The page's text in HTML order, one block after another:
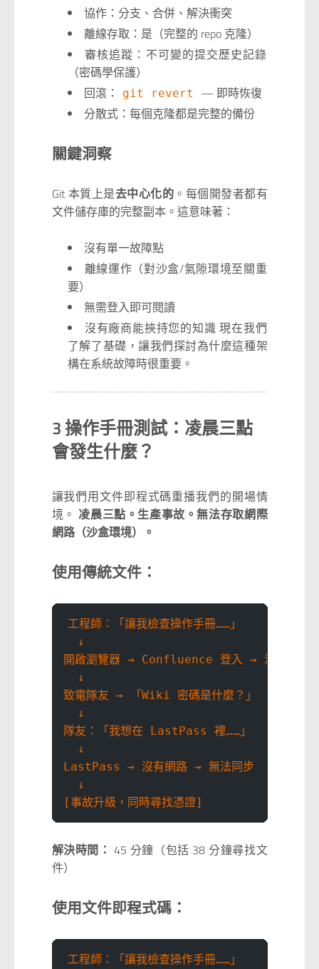
協作：分支、合併、解決衝突
離線存取：是（完整的 repo 克隆）
審核追蹤：不可變的提交歷史記錄
（密碼學保護）
回滾：
git revert
— 即時恢復
分散式：每個克隆都是完整的備份
關鍵洞察
Git 本質上是去中心化的 。每個開發者都有
文件儲存庫的完整副本。這意味著：
沒有單一故障點
離線運作（對沙盒/氣隙環境至關重
要）
無需登入即可閱讀
沒有廠商能挾持您的知識 現在我們
了解了基礎，讓我們探討為什麼這種架
構在系統故障時很重要。
3 操作手冊測試：凌晨三點
會發生什麼？
讓我們用文件即程式碼重播我們的開場情
境。 凌晨三點。生產事故。無法存取網際
網路（沙盒環境）。
使用傳統文件：
工程師：「讓我檢查操作手冊……」
  ↓
開啟瀏覽器 → Confluence 登入 → 沒有網路
  ↓
致電隊友 → 「Wiki 密碼是什麼？」
  ↓
隊友：「我想在 LastPass 裡……」
  ↓
LastPass → 沒有網路 → 無法同步
  ↓
[事故升級，同時尋找憑證]
解決時間： 45 分鐘（包括 38 分鐘尋找文
件）
使用文件即程式碼：
工程師：「讓我檢查操作手冊……」